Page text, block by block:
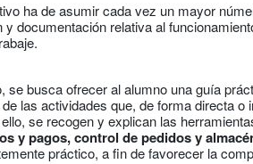
ha de asumir cada vez un mayor
documentación relativa al
se busca ofrecer al alumno una guía
las actividades que, de forma directa o
se recogen y explican las
y pagos, control de pedidos y
práctico, a fin de favorecer la